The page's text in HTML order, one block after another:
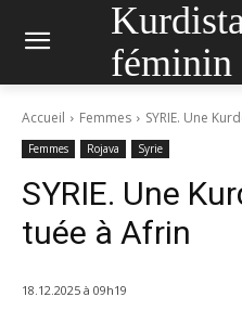
féminin
Accueil Femmes SYRIE. Une
Femmes Rojava Syrie
SYRIE. Une
tuée à Afrin
18.12.2025 à 09h19